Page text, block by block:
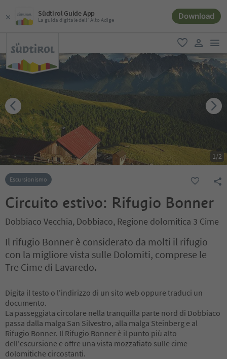
Südtirol Guide App
La guida digitale dell´Alto Adige Download
favoriti
user link
1/2
Escursionismo
Circuito estivo: Rifugio Bonner
Dobbiaco Vecchia, Dobbiaco, Regione dolomitica 3 Cime
Il rifugio Bonner è considerato da molti il ​​rifugio
con la migliore vista sulle Dolomiti, comprese le
Tre Cime di Lavaredo.
Digita il testo o l'indirizzo di un sito web oppure traduci un
documento.
La passeggiata circolare nella tranquilla parte nord di Dobbiaco
passa dalla malga San Silvestro, alla malga Steinberg e al
Rifugio Bonner. Il Rifugio Bonner è il punto più alto
dell'escursione e offre una vista mozzafiato sulle cime
dolomitiche circostanti.